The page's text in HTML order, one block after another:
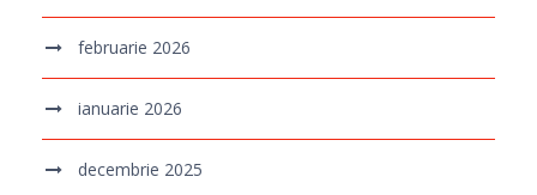
februarie 2026
ianuarie 2026
decembrie 2025